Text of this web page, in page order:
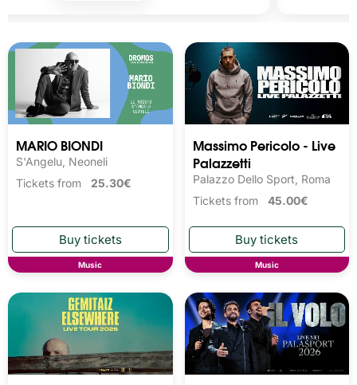
MARIO BIONDI
S'Angelu, Neoneli
Tickets from 25.30€
Music
Massimo Pericolo - Live
Palazzetti
Palazzo Dello Sport, Roma
Tickets from 45.00€
Music